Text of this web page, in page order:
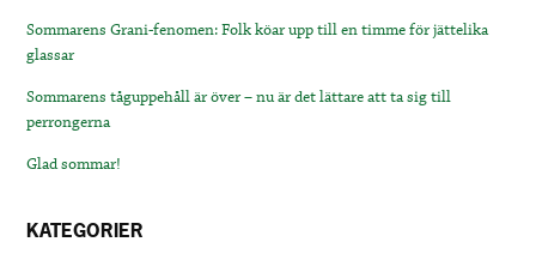
Sommarens Grani-fenomen: Folk köar upp till en timme för jättelika
glassar
Sommarens tåguppehåll är över – nu är det lättare att ta sig till
perrongerna
Glad sommar!
KATEGORIER